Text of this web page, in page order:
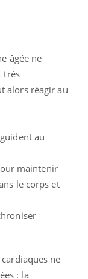
âgée ne
très
alors réagir au
au
maintenir
le corps et
ne
: la